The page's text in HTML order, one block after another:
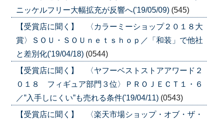
ニッケルフリー大幅拡充が反響へ('19/05/09) (545)
【受賞店に聞く】 〈カラーミーショップ２０１８大
賞〉ＳＯＵ・ＳＯＵｎｅｔｓｈｏｐ／「和装」で他社
と差別化('19/04/18) (0544)
【受賞店に聞く】 〈ヤフーベストストアアワード２
０１８ フィギュア部門３位〉ＰＲＯＪＥＣＴ１・６
／”入手しにくい”も売れる条件('19/04/11) (0543)
【受賞店に聞く】 〈楽天市場ショップ・オブ・ザ・